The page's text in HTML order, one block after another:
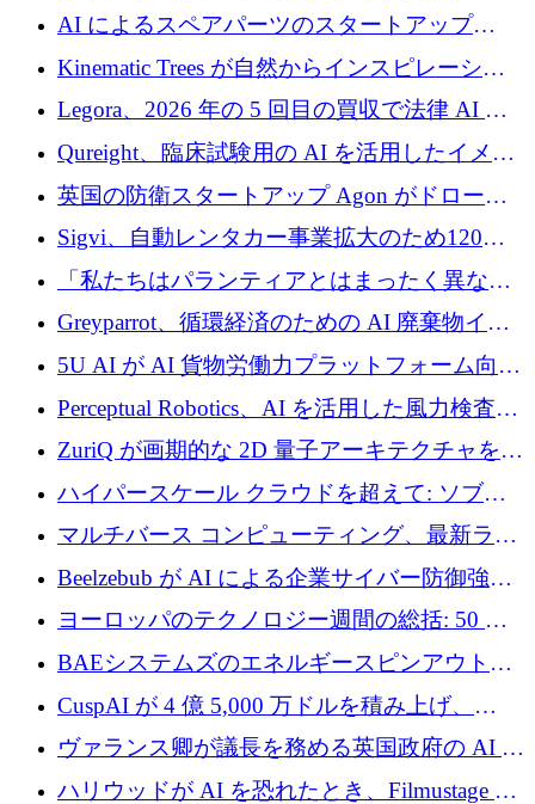
2026 年上半期がヨーロッパのテクノロジーに
ついて語ること
AI によるスペアパーツのスタートアップ
Intropy が 1,100 万ドルを調達
Kinematic Trees が自然からインスピレーショ
ンを得たロボット ソフトウェアを拡張するた
めに 58 万 5,000 ポンドを調達
Legora、2026 年の 5 回目の買収で法律 AI ス
タートアップ Wexler を買収
Qureight、臨床試験用の AI を活用したイメー
ジング プラットフォームを拡張するためにシ
リーズ B で 2,000 万ドルを確保
英国の防衛スタートアップ Agon がドローン
攻撃に対抗する仮想戦場を構築、3,000 万ドル
を調達
Sigvi、自動レンタカー事業拡大のため120万
ユーロを調達
「私たちはパランティアとはまったく異なる
会社です」とフランス人の「控えめな」後任
者は言う
Greyparrot、循環経済のための AI 廃棄物イン
テリジェンスを拡張するためにシリーズ B で
2,700 万ドルを確保
5U AI が AI 貨物労働力プラットフォーム向け
に 320 万ドルのプレシードを獲得
Perceptual Robotics、AI を活用した風力検査の
規模拡大に向けて 400 万ポンド以上を確保
ZuriQ が画期的な 2D 量子アーキテクチャを拡
張するために 2,550 万ドルを調達
ハイパースケール クラウドを超えて: ソブリ
ン コンピューティングに対する DFINITY の
ビジョン
マルチバース コンピューティング、最新ラウ
ンドで最大 5 億 7,000 万ドルを目標
Beelzebub が AI による企業サイバー防御強化
のために 300 万ユーロを調達
ヨーロッパのテクノロジー週間の総括: 50 以
上の取引に 10 億ユーロ以上を投資
BAEシステムズのエネルギースピンアウト原
子力タービンが1500万ポンドの資金調達でス
テルスから浮上
CuspAI が 4 億 5,000 万ドルを積み上げ、
Resist.UA が 5,000 万ユーロの基金を立ち上
げ、DSIT が廃止される
ヴァランス卿が議長を務める英国政府の AI タ
スクフォースが発足
ハリウッドが AI を恐れたとき、Filmustage は